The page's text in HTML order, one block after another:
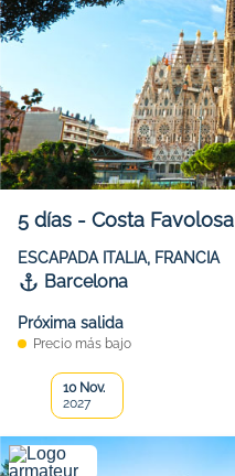
5 días - Costa Favolosa
ESCAPADA ITALIA, FRANCIA
Barcelona
Próxima salida
Precio más bajo
10 Nov.
2027